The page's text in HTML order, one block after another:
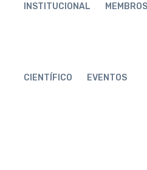
INSTITUCIONAL MEMBROS
CIENTÍFICO EVENTOS